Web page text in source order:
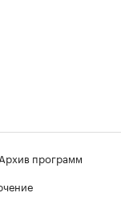
Архив программ